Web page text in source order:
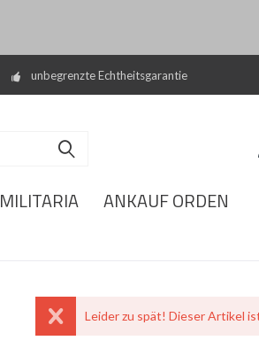
unbegrenzte Echtheitsgarantie
MILITARIA ANKAUF ORDEN
Leider zu spät! Dieser Artikel